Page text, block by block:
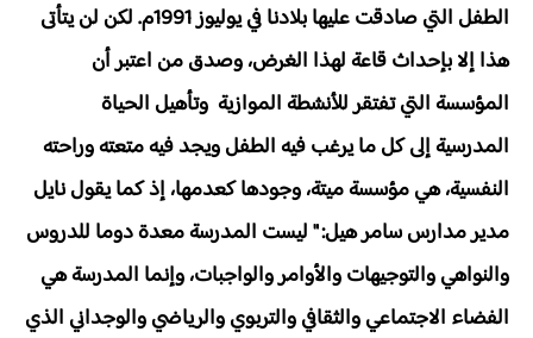
الطفل التي صادقت عليها بلادنا في يوليوز 1991م. لكن لن يتأتى
هذا إلا بإحداث قاعة لهذا الغرض، وصدق من اعتبر أن
المؤسسة التي تفتقر للأنشطة الموازية وتأهيل الحياة
المدرسية إلى كل ما يرغب فيه الطفل ويجد فيه متعته وراحته
النفسية، هي مؤسسة ميتة، وجودها كعدمها، إذ كما يقول نايل
مدير مدارس سامر هيل: " ليست المدرسة معدة دوما للدروس
والنواهي والتوجيهات والأوامر والواجبات، وإنما المدرسة هي
الفضاء الاجتماعي والثقافي والتربوي والرياضي والوجداني الذي